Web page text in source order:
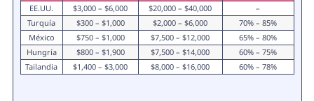
EE.UU. $3,000 – $6,000 $20,000 – $40,000
–
Turquía
$300 – $1,000 $2,000 – $6,000
70% – 85%
México
$750 – $1,000 $7,500 – $12,000
65% – 80%
Hungría
$800 – $1,900 $7,500 – $14,000
60% – 75%
Tailandia
$1,400 – $3,000 $8,000 – $16,000 60% – 78%